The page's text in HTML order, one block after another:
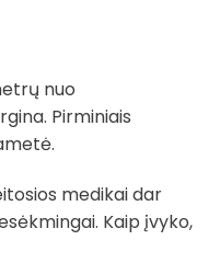
nuo
Pirminiais
medikai dar
Kaip įvyko,